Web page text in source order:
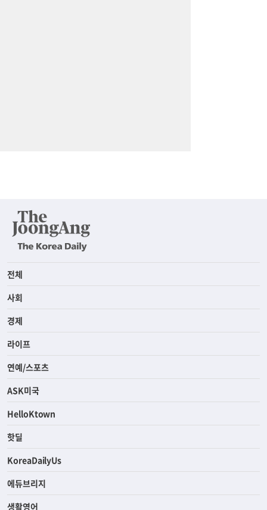
전체
사회
경제
라이프
연예/스포츠
ASK미국
HelloKtown
핫딜
KoreaDailyUs
에듀브리지
생활영어